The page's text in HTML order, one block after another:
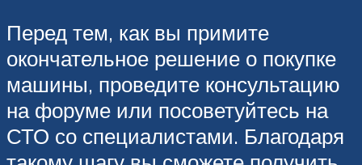
Перед тем, как вы примите
окончательное решение о покупке
машины, проведите консультацию
на форуме или посоветуйтесь на
СТО со специалистами. Благодаря